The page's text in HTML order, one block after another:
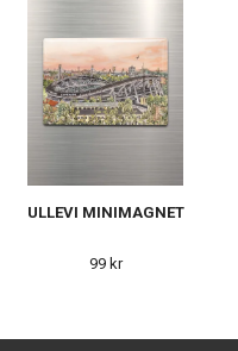
ULLEVI MINIMAGNET
99 kr